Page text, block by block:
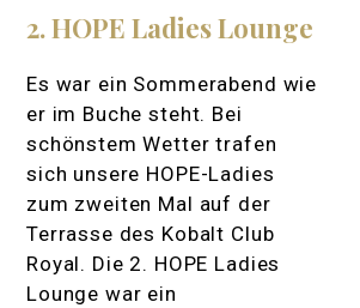
2. HOPE Ladies Lounge
Es war ein Sommerabend wie
er im Buche steht. Bei
schönstem Wetter trafen
sich unsere HOPE-Ladies
zum zweiten Mal auf der
Terrasse des Kobalt Club
Royal. Die 2. HOPE Ladies
Lounge war ein